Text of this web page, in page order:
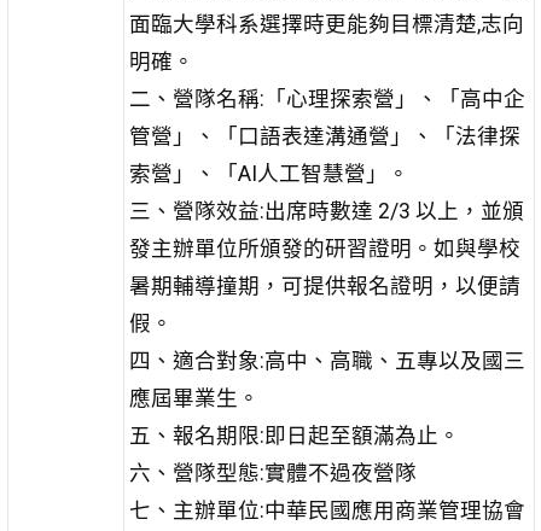
面臨大學科系選擇時更能夠目標清楚,志向
明確。
二、營隊名稱:「心理探索營」、「高中企
管營」、「口語表達溝通營」、「法律探
索營」、「AI人工智慧營」。
三、營隊效益:出席時數達 2/3 以上，並頒
發主辦單位所頒發的研習證明。如與學校
暑期輔導撞期，可提供報名證明，以便請
假。
四、適合對象:高中、高職、五專以及國三
應屆畢業生。
五、報名期限:即日起至額滿為止。
六、營隊型態:實體不過夜營隊
七、主辦單位:中華民國應用商業管理協會